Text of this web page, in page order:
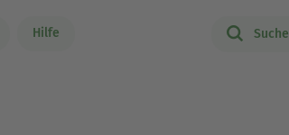
Hilfe Suche